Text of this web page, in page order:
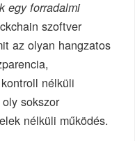
egy forradalmi
szoftver
az olyan hangzatos
nélküli
sokszor
nélküli működés.